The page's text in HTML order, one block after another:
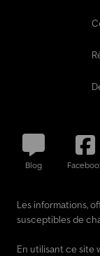
Blog
Les informations,
susceptibles de
En utilisant ce site